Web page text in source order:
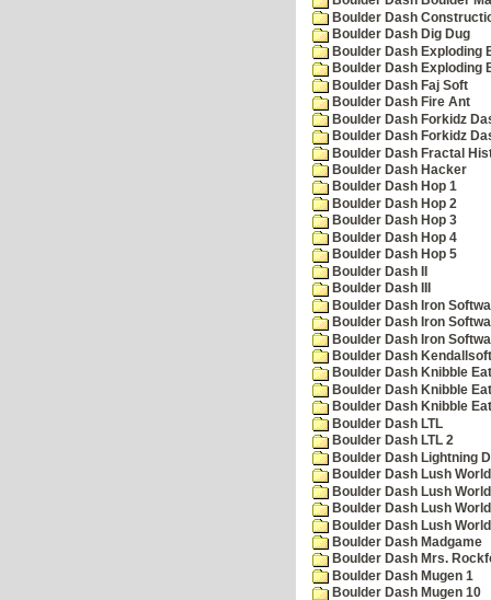
Boulder Dash
Boulder Dash Dig Dug
Boulder Dash Exploding
Boulder Dash Exploding
Boulder Dash Faj Soft
Boulder Dash Fire Ant
Boulder Dash Forkidz
Boulder Dash Forkidz
Boulder Dash Fractal
Boulder Dash Hacker
Boulder Dash Hop 1
Boulder Dash Hop 2
Boulder Dash Hop 3
Boulder Dash Hop 4
Boulder Dash Hop 5
Boulder Dash II
Boulder Dash III
Boulder Dash Iron
Boulder Dash Iron
Boulder Dash Iron
Boulder Dash
Boulder Dash Knibble
Boulder Dash Knibble
Boulder Dash Knibble
Boulder Dash LTL
Boulder Dash LTL 2
Boulder Dash Lightning
Boulder Dash Lush
Boulder Dash Lush
Boulder Dash Lush
Boulder Dash Lush
Boulder Dash Madgame
Boulder Dash Mrs.
Boulder Dash Mugen 1
Boulder Dash Mugen 10